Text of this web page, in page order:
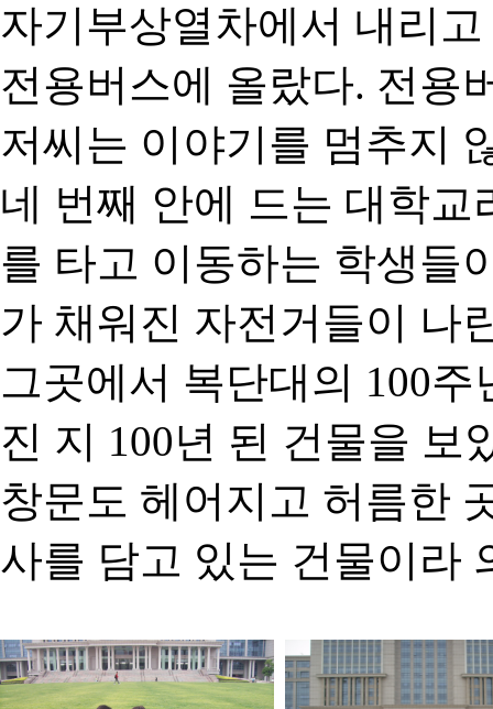
자기부상열차에서 내리
전용버스에 올랐다. 전용
저씨는 이야기를 멈추지
네 번째 안에 드는 대학
를 타고 이동하는 학생들
가 채워진 자전거들이 나
그곳에서 복단대의 100
진 지 100년 된 건물을 보
창문도 헤어지고 허름한
사를 담고 있는 건물이라